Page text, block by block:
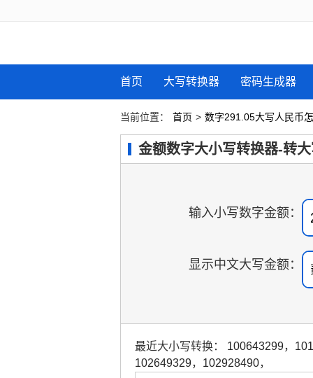
首页 大写转换器 密码生成器
当前位置： 首页 > 数字291.05大写人民币
金额数字大小写转换器-转
输入小写数字金额：
显示中文大写金额：
最近大小写转换： 100643299，
102649329， 102928490，